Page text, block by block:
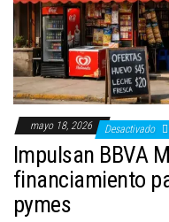
mayo 18, 2026 Desactivado
Impulsan BBVA
financiamiento
pymes